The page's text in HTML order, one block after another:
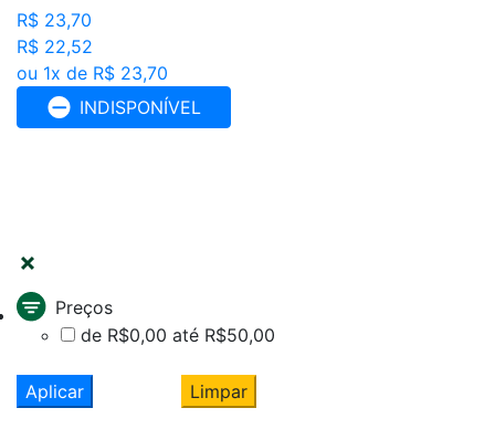
R$ 23,70
R$ 22,52
ou 1x de R$ 23,70
INDISPONÍVEL
Preços
de R$0,00 até R$50,00
Aplicar Limpar